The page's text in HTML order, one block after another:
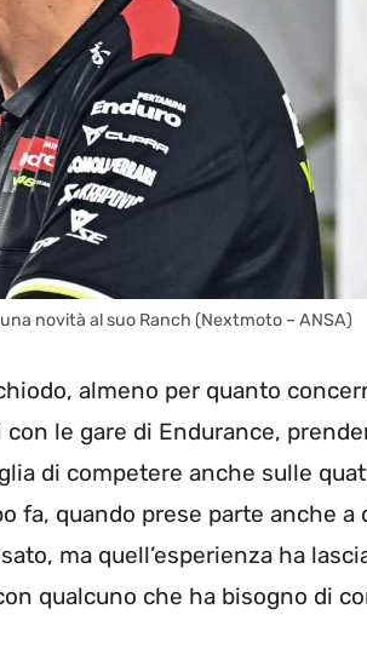
novità al suo Ranch (Nextmoto – ANSA)
almeno per quanto
le gare di Endurance,
di competere anche sulle
fa, quando prese parte anche a
ma quell’esperienza ha
qualcuno che ha bisogno di